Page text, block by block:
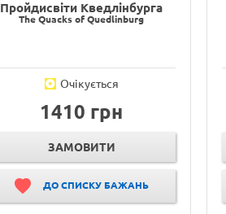
Пройдисвіти Кведлінбурга
The Quacks of Quedlinburg
Очікується
1410 грн
ЗАМОВИТИ
ДО СПИСКУ БАЖАНЬ